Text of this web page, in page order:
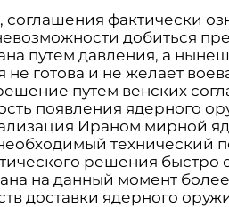
фактически
добиться
путем давления, а
не готова и не желает
путем венских
появления ядерного
Ираном мирной
технический
решения быстро
на данный момент
доставки ядерного